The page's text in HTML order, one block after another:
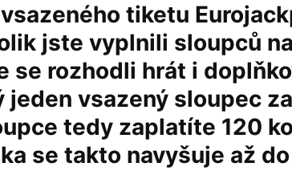
tiketu
jste vyplnili sloupců
se rozhodli hrát i
jeden vsazený sloupec
tedy zaplatíte 120
se takto navyšuje až